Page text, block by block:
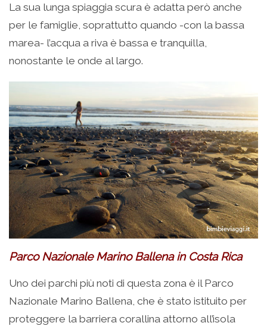
La sua lunga spiaggia scura è adatta però anche
per le famiglie, soprattutto quando -con la bassa
marea- l’acqua a riva è bassa e tranquilla,
nonostante le onde al largo.
Parco Nazionale Marino Ballena in Costa Rica
Uno dei parchi più noti di questa zona è il Parco
Nazionale Marino Ballena, che è stato istituito per
proteggere la barriera corallina attorno all’isola